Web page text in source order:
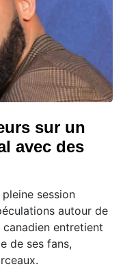
sur un
avec des
session
autour de
entretient
de ses fans,